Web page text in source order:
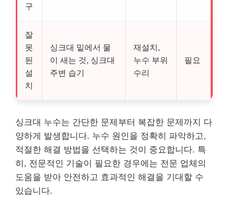
구
잘
못
된
설
치
싱크대 밑에서 물
이 새는 것, 싱크대
주변 습기
재설치,
누수 부위
수리
필요
싱크대 누수는 간단한 문제부터 복잡한 문제까지 다
양하게 발생합니다. 누수 원인을 정확히 파악하고,
적절한 해결 방법을 선택하는 것이 중요합니다. 특
히, 전문적인 기술이 필요한 경우에는 전문 업체의
도움을 받아 안전하고 효과적인 해결을 기대할 수
있습니다.